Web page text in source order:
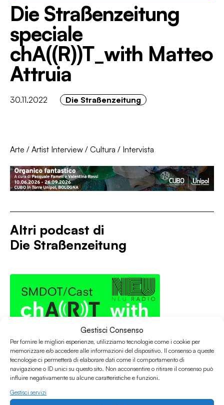
Gestisci Consenso
Per fornire le migliori esperienze, utilizziamo tecnologie come i cookie per
memorizzare e/o accedere alle informazioni del dispositivo. Il consenso a queste
tecnologie ci permetterà di elaborare dati come il comportamento di
navigazione o ID unici su questo sito. Non acconsentire o ritirare il consenso può
influire negativamente su alcune caratteristiche e funzioni.
Gestisci servizi
Die Straßenzeitung
speciale
chA((R))T_with Matteo
Attruia
30.11.2022 Die Straßenzeitung
Arte / Artist Interview / Cultura / Intervista
Altri podcast di
Die Straßenzeitung